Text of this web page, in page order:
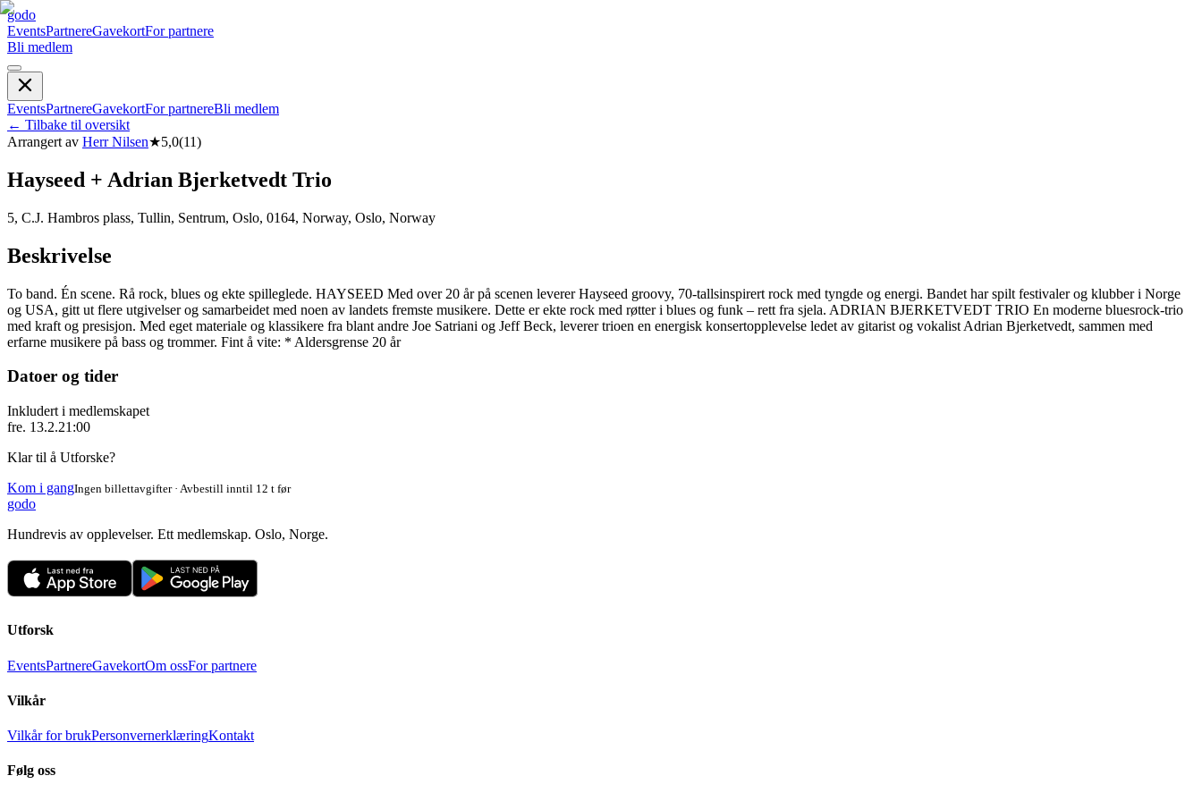
godo
EventsPartnereGavekortFor partnere
Bli medlem
EventsPartnereGavekortFor partnereBli medlem
← Tilbake til oversikt
Arrangert av Herr Nilsen★5,0(11)
Hayseed + Adrian Bjerketvedt Trio
5, C.J. Hambros plass, Tullin, Sentrum, Oslo, 0164, Norway, Oslo, Norway
Beskrivelse
To band. Én scene. Rå rock, blues og ekte spilleglede. HAYSEED Med over 20 år på scenen leverer Hayseed groovy, 70-tallsinspirert rock med tyngde og energi. Bandet har spilt festivaler og klubber i Norge
og USA, gitt ut flere utgivelser og samarbeidet med noen av landets fremste musikere. Dette er ekte rock med røtter i blues og funk – rett fra sjela. ADRIAN BJERKETVEDT TRIO En moderne bluesrock-trio
med kraft og presisjon. Med eget materiale og klassikere fra blant andre Joe Satriani og Jeff Beck, leverer trioen en energisk konsertopplevelse ledet av gitarist og vokalist Adrian Bjerketvedt, sammen med
erfarne musikere på bass og trommer. Fint å vite: * Aldersgrense 20 år
Datoer og tider
Inkludert i medlemskapet
fre. 13.2.21:00
Klar til å Utforske?
Kom i gangIngen billettavgifter · Avbestill inntil 12 t før
godo
Hundrevis av opplevelser. Ett medlemskap. Oslo, Norge.
Utforsk
EventsPartnereGavekortOm ossFor partnere
Vilkår
Vilkår for brukPersonvernerklæringKontakt
Følg oss